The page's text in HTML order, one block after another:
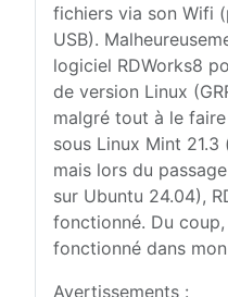
fichiers via son Wifi
USB).
logiciel RDWorks8
de version Linux
malgré tout à le
sous Linux Mint
mais lors du
sur Ubuntu 24.04),
fonctionné. Du
fonctionné dans
Avertissements :